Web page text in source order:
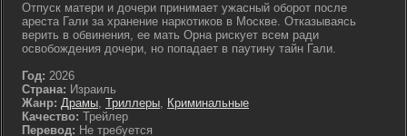
Отпуск матери и дочери принимает ужасный оборот после
ареста Гали за хранение наркотиков в Москве. Отказываясь
верить в обвинения, ее мать Орна рискует всем ради
освобождения дочери, но попадает в паутину тайн Гали.
Год: 2026
Страна: Израиль
Жанр: Драмы, Триллеры, Криминальные
Качество: Трейлер
Перевод: Не требуется